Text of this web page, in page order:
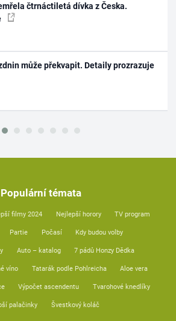
čtrnáctiletá dívka z Česka.
může překvapit. Detaily prozrazuje
Populární témata
filmy 2024 Nejlepší horory TV program
Partie Počasí Kdy budou volby
Auto – katalog 7 pádů Honzy Dědka
víno Tatarák podle Pohlreicha Aloe vera
Výpočet ascendentu Tvarohové knedlíky
palačinky Švestkový koláč